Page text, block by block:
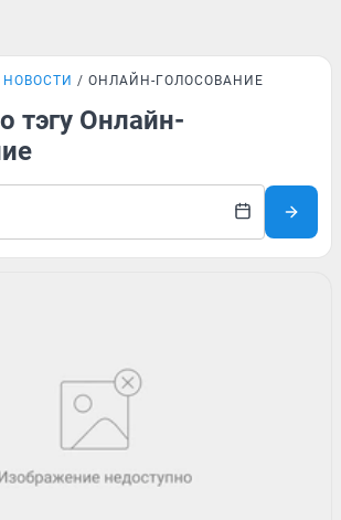
НОВОСТИ ОНЛАЙН-ГОЛОСОВАНИЕ
тэгу Онлайн-